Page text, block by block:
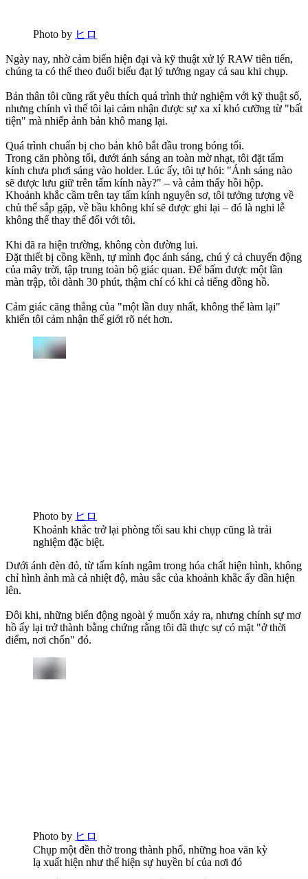
Photo by ヒロ
Ngày nay, nhờ cảm biến hiện đại và kỹ thuật xử lý RAW tiên tiến,
chúng ta có thể theo đuổi biểu đạt lý tưởng ngay cả sau khi chụp.
Bản thân tôi cũng rất yêu thích quá trình thử nghiệm với kỹ thuật số,
nhưng chính vì thế tôi lại cảm nhận được sự xa xỉ khó cưỡng từ "bất
tiện" mà nhiếp ảnh bản khô mang lại.
Quá trình chuẩn bị cho bản khô bắt đầu trong bóng tối.
Trong căn phòng tối, dưới ánh sáng an toàn mờ nhạt, tôi đặt tấm
kính chưa phơi sáng vào holder. Lúc ấy, tôi tự hỏi: "Ánh sáng nào
sẽ được lưu giữ trên tấm kính này?" – và cảm thấy hồi hộp.
Khoảnh khắc cầm trên tay tấm kính nguyên sơ, tôi tưởng tượng về
chủ thể sắp gặp, về bầu không khí sẽ được ghi lại – đó là nghi lễ
không thể thay thế đối với tôi.
Khi đã ra hiện trường, không còn đường lui.
Đặt thiết bị cồng kềnh, tự mình đọc ánh sáng, chú ý cả chuyển động
của mây trời, tập trung toàn bộ giác quan. Để bấm được một lần
màn trập, tôi dành 30 phút, thậm chí có khi cả tiếng đồng hồ.
Cảm giác căng thẳng của "một lần duy nhất, không thể làm lại"
khiến tôi cảm nhận thế giới rõ nét hơn.
Photo by ヒロ
Khoảnh khắc trở lại phòng tối sau khi chụp cũng là trải
nghiệm đặc biệt.
Dưới ánh đèn đỏ, từ tấm kính ngâm trong hóa chất hiện hình, không
chỉ hình ảnh mà cả nhiệt độ, màu sắc của khoảnh khắc ấy dần hiện
lên.
Đôi khi, những biến động ngoài ý muốn xảy ra, nhưng chính sự mơ
hồ ấy lại trở thành bằng chứng rằng tôi đã thực sự có mặt "ở thời
điểm, nơi chốn" đó.
Photo by ヒロ
Chụp một đền thờ trong thành phố, những hoa văn kỳ
lạ xuất hiện như thể hiện sự huyền bí của nơi đó